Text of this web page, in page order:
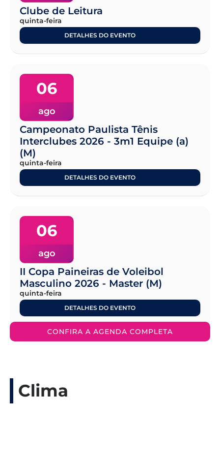
Clube de Leitura
quinta-feira
DETALHES DO EVENTO
06
ago
Campeonato Paulista Tênis
Interclubes 2026 - 3m1 Equipe (a)
(M)
quinta-feira
DETALHES DO EVENTO
06
ago
II Copa Paineiras de Voleibol
Masculino 2026 - Master (M)
quinta-feira
DETALHES DO EVENTO
CONFIRA A AGENDA COMPLETA
Clima